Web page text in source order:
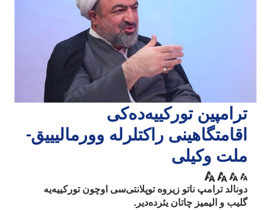
ترامپین تورکییه‌ده‌کی
اقامتگاهینی راکتلرله وورمالیییق-
ملت وکیلی
دونالد ترامپ ناتو زیروه توپلانتی‌سی اوچون تورکییه‌یه
گلیب و الیمیز چاتان یئرده‌دیر.